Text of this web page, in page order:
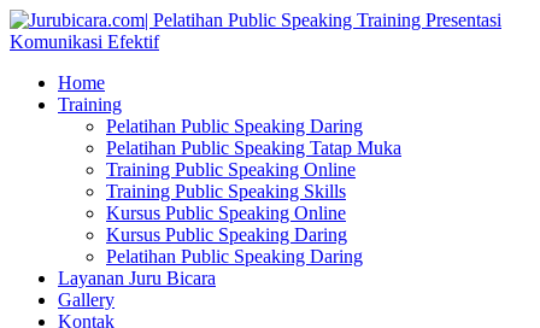
Home
Training
Pelatihan Public Speaking Daring
Pelatihan Public Speaking Tatap Muka
Training Public Speaking Online
Training Public Speaking Skills
Kursus Public Speaking Online
Kursus Public Speaking Daring
Pelatihan Public Speaking Daring
Layanan Juru Bicara
Gallery
Kontak